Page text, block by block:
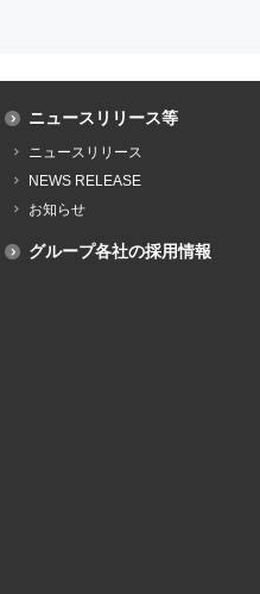
ニュースリリース等
ニュースリリース
NEWS RELEASE
お知らせ
グループ各社の採用情報